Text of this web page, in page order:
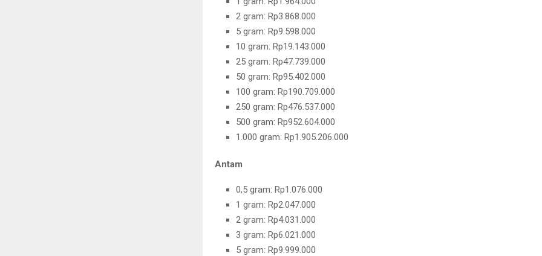
2 gram: Rp3.868.000
5 gram: Rp9.598.000
10 gram: Rp19.143.000
25 gram: Rp47.739.000
50 gram: Rp95.402.000
100 gram: Rp190.709.000
250 gram: Rp476.537.000
500 gram: Rp952.604.000
1.000 gram: Rp1.905.206.000
Antam
0,5 gram: Rp1.076.000
1 gram: Rp2.047.000
2 gram: Rp4.031.000
3 gram: Rp6.021.000
5 gram: Rp9.999.000